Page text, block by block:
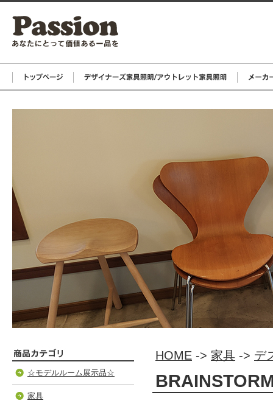
☆モデルルーム展示品☆
家具
HOME -> 家具 -> デ